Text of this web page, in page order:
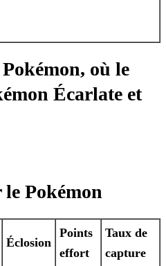
où le
Écarlate et
Pokémon
Éclosion
Points
effort
Taux de
capture